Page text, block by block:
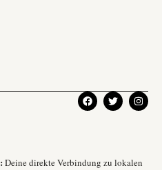
Deine direkte Verbindung zu lokalen